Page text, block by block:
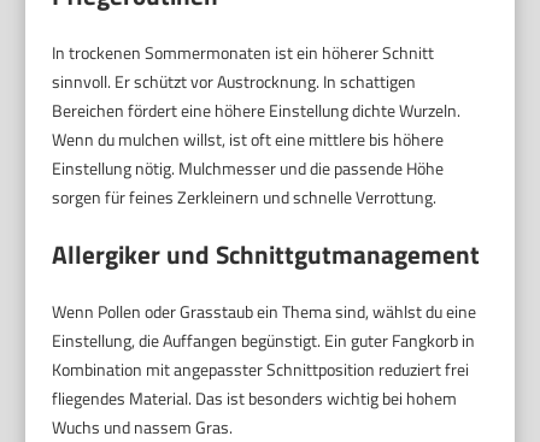
In trockenen Sommermonaten ist ein höherer Schnitt
sinnvoll. Er schützt vor Austrocknung. In schattigen
Bereichen fördert eine höhere Einstellung dichte Wurzeln.
Wenn du mulchen willst, ist oft eine mittlere bis höhere
Einstellung nötig. Mulchmesser und die passende Höhe
sorgen für feines Zerkleinern und schnelle Verrottung.
Allergiker und Schnittgutmanagement
Wenn Pollen oder Grasstaub ein Thema sind, wählst du eine
Einstellung, die Auffangen begünstigt. Ein guter Fangkorb in
Kombination mit angepasster Schnittposition reduziert frei
fliegendes Material. Das ist besonders wichtig bei hohem
Wuchs und nassem Gras.